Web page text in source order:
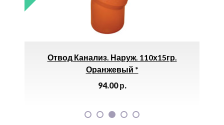
Отвод Канализ. Наруж. 110х15гр.
Оранжевый *
94.00р.